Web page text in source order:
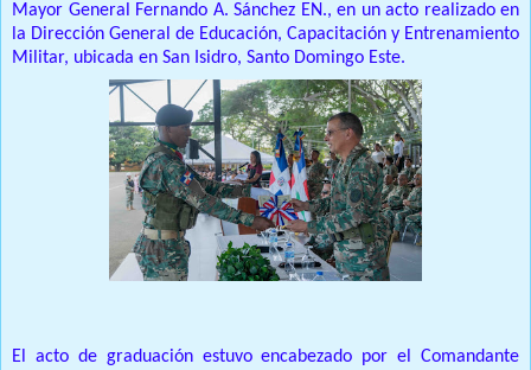
Mayor General Fernando A. Sánchez EN., en un acto realizado en
la Dirección General de Educación, Capacitación y Entrenamiento
Militar, ubicada en San Isidro, Santo Domingo Este.
El acto de graduación estuvo encabezado por el Comandante